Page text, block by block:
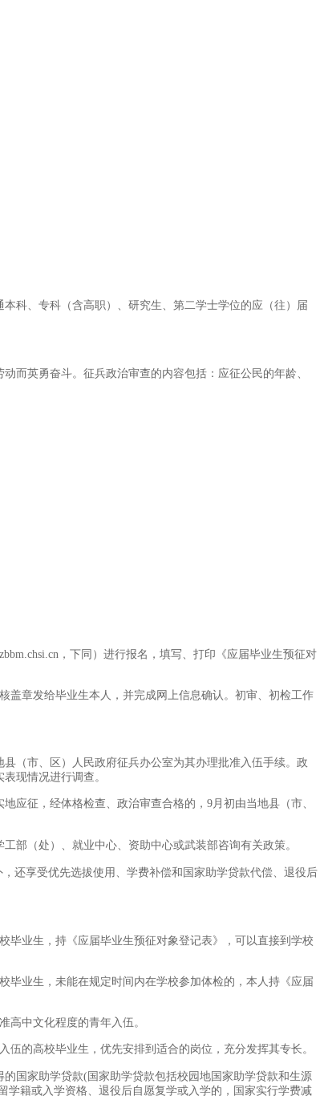
科、专科（含高职）、研究生、第二学士学位的应（往）届
而英勇奋斗。征兵政治审查的内容包括：应征公民的年龄、
，下同）进行报名，填写、打印《应届毕业生预征对
盖章发给毕业生本人，并完成网上信息确认。初审、初检工作
（市、区）人民政府征兵办公室为其办理批准入伍手续。政
现情况进行调查。
应征，经体格检查、政治审查合格的，9月初由当地县（市、
部（处）、就业中心、资助中心或武装部咨询有关政策。
还享受优先选拔使用、学费补偿和国家助学贷款代偿、退役后
毕业生，持《应届毕业生预征对象登记表》，可以直接到学校
毕业生，未能在规定时间内在学校参加体检的，本人持《应届
高中文化程度的青年入伍。
的高校毕业生，优先安排到适合的岗位，充分发挥其专长。
国家助学贷款(国家助学贷款包括校园地国家助学贷款和生源
籍或入学资格、退役后自愿复学或入学的，国家实行学费减